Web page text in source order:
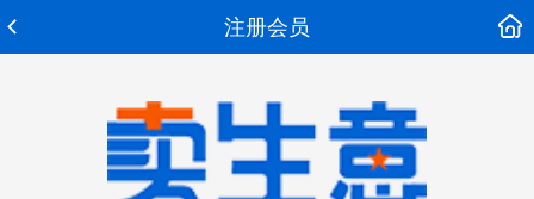
注册会员